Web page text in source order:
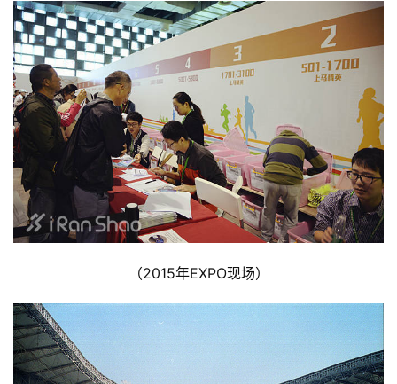
（2015年EXPO现场）